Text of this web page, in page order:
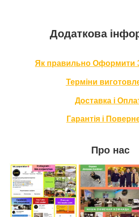
Додаткова
Як правильно Оформити
Терміни в
Доставка і
Гарантія і
Про нас